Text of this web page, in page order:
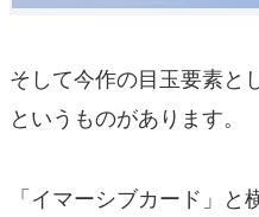
そして今作の目玉要素と
というものがあります。
「イマーシブカード」